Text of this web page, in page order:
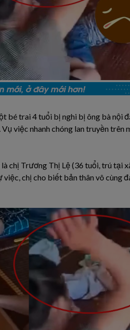
bé trai 4 tuổi bị nghi bị ông bà nội
việc nhanh chóng lan truyền trên
chị Trương Thị Lệ (36 tuổi, trú tại
chị cho biết bản thân vô cùng